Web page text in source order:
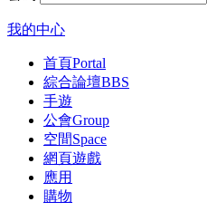
我的中心
首頁Portal
綜合論壇BBS
手遊
公會Group
空間Space
網頁遊戲
應用
購物